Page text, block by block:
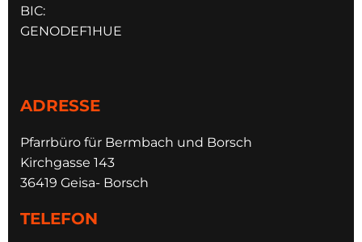
BIC:
GENODEF1HUE
ADRESSE
Pfarrbüro für Bermbach und Borsch
Kirchgasse 143
36419 Geisa- Borsch
TELEFON